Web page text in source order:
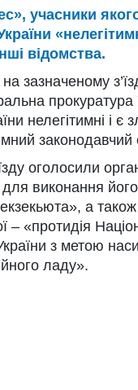
учасники
відомства.
зазначеному
прокуратура
нелегітимні і є
законодавчий
оголосили
виконання
а
«протидія
з метою
ладу».